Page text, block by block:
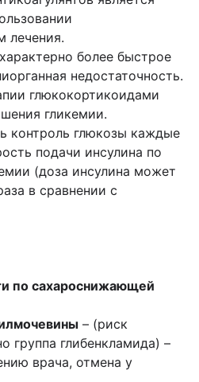
лечения.
более быстрое
недостаточность.
глюкокортикоидами
гликемии.
контроль глюкозы каждые
подачи инсулина по
(доза инсулина может
в сравнении с
по сахароснижающей
– (риск
группа глибенкламида) –
врача, отмена у